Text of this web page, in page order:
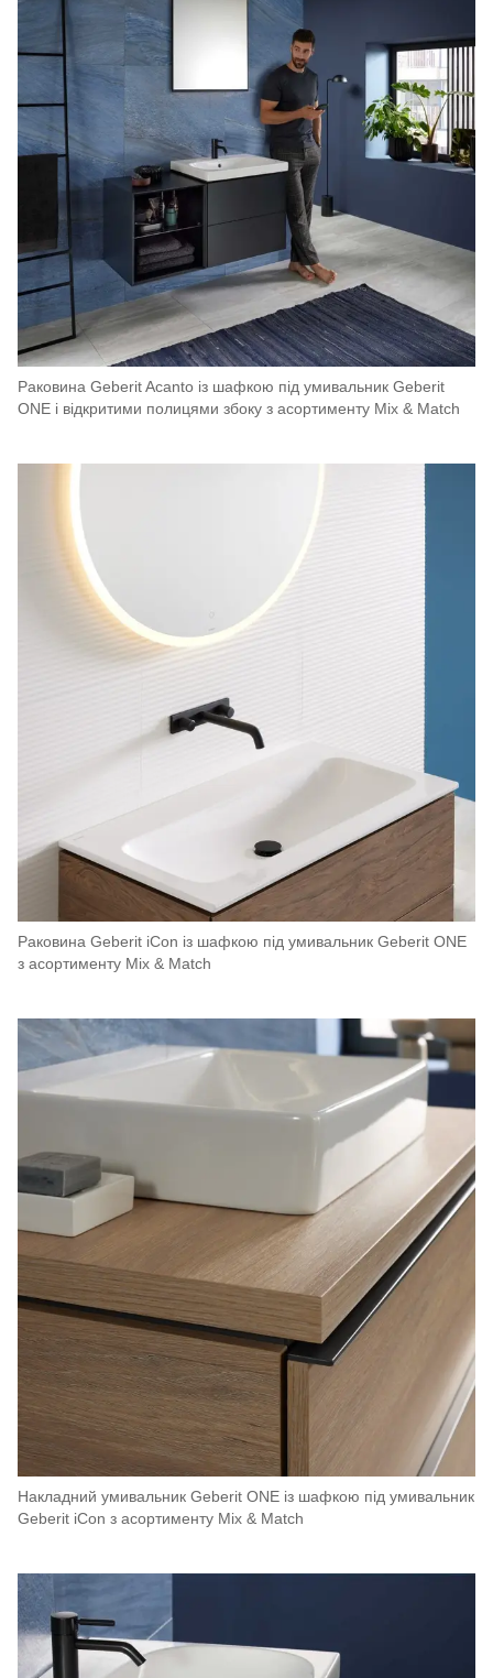
Раковина Geberit Acanto із шафкою під умивальник Geberit
ONE і відкритими полицями збоку з асортименту Mix & Match
Раковина Geberit iCon із шафкою під умивальник Geberit ONE
з асортименту Mix & Match
Накладний умивальник Geberit ONE із шафкою під умивальник
Geberit iCon з асортименту Mix & Match